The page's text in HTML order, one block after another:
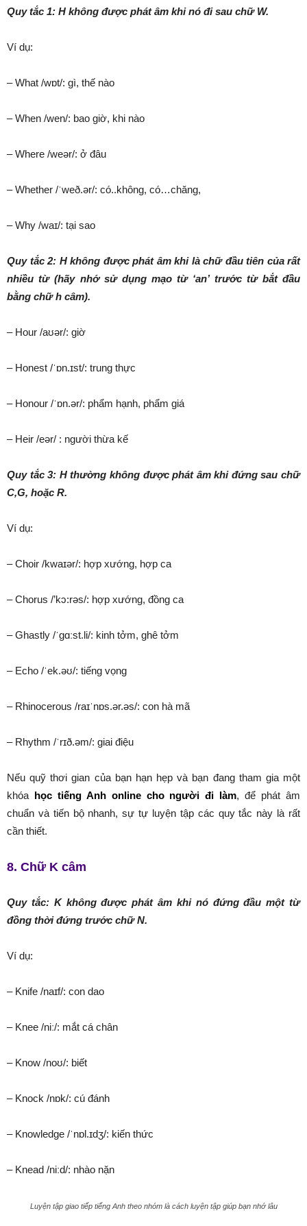
Quy tắc 1: H không được phát âm khi nó đi sau chữ W.
Ví dụ:
– What /wɒt/: gì, thế nào
– When /wen/: bao giờ, khi nào
– Where /weər/: ở đâu
– Whether /ˈweð.ər/: có..không, có…chăng,
– Why /waɪ/: tại sao
Quy tắc 2: H không được phát âm khi là chữ đầu tiên của rất
nhiều từ (hãy nhớ sử dụng mạo từ ‘an’ trước từ bắt đầu
bằng chữ h câm).
– Hour /aʊər/: giờ
– Honest /ˈɒn.ɪst/: trung thực
– Honour /ˈɒn.ər/: phẩm hạnh, phẩm giá
– Heir /eər/ : người thừa kế
Quy tắc 3: H thường không được phát âm khi đứng sau chữ
C,G, hoặc R.
Ví dụ:
– Choir /kwaɪər/: hợp xướng, hợp ca
– Chorus /’kɔ:rəs/: hợp xướng, đồng ca
– Ghastly /ˈɡɑːst.li/: kinh tởm, ghê tởm
– Echo /ˈek.əʊ/: tiếng vọng
– Rhinocerous /raɪˈnɒs.ər.əs/: con hà mã
– Rhythm /ˈrɪð.əm/: giai điệu
Nếu quỹ thơi gian của bạn hạn hẹp và bạn đang tham gia một
khóa học tiếng Anh online cho người đi làm, để phát âm
chuẩn và tiến bộ nhanh, sự tự luyện tập các quy tắc này là rất
cần thiết.
8. Chữ K câm
Quy tắc: K không được phát âm khi nó đứng đầu một từ
đồng thời đứng trước chữ N.
Ví dụ:
– Knife /naɪf/: con dao
– Knee /niː/: mắt cá chân
– Know /noʊ/: biết
– Knock /nɒk/: cú đánh
– Knowledge /ˈnɒl.ɪdʒ/: kiến thức
– Knead /niːd/: nhào nặn
Luyện tập giao tiếp tiếng Anh theo nhóm là cách luyện tập giúp bạn nhớ lâu